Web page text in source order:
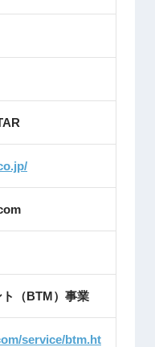
（BTM）事業
service/btm.ht